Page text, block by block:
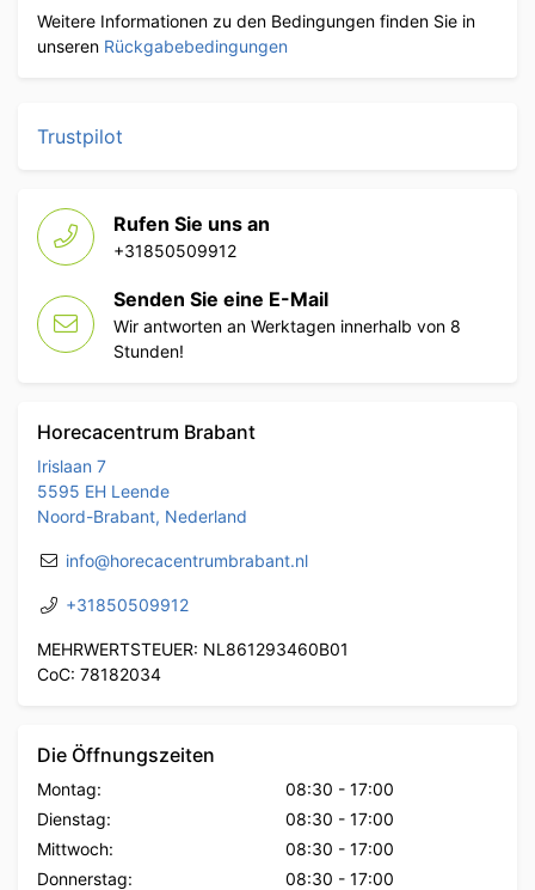
Weitere Informationen zu den Bedingungen finden Sie in
unseren Rückgabebedingungen
Trustpilot
Rufen Sie uns an
+31850509912
Senden Sie eine E-Mail
Wir antworten an Werktagen innerhalb von 8
Stunden!
Horecacentrum Brabant
Irislaan 7
5595 EH Leende
Noord-Brabant, Nederland
info@horecacentrumbrabant.nl
+31850509912
MEHRWERTSTEUER: NL861293460B01
CoC: 78182034
Die Öffnungszeiten
Montag: 08:30 - 17:00
Dienstag:
08:30 - 17:00
Mittwoch:
08:30 - 17:00
Donnerstag:
08:30 - 17:00